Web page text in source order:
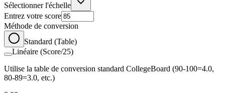
Sélectionner l'échelle
Entrez votre score
Méthode de conversion
Standard (Table)
Linéaire (Score/25)
Utilise la table de conversion standard CollegeBoard (90-100=4.0,
80-89=3.0, etc.)